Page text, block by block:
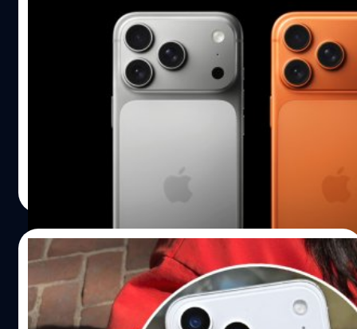
ส่องค่าเปลี่ยนแบตเตอรี่และหน้าจอ iPhone 17
ทั้ง 3 รุ่น และ iPhone Air ว่าแพงขนาดไหน ?
Apple ได้เปิดเผยค่าใช้จ่ายสำหรับบริการซ่อมแซม iPhone 17,
iPhone Air, iPhone 17 Pro และ iPhone 17 Pro Max ที่หมด
30/04/2025
หลุด iPhone 17 Pro เต็ม ๆ อาจมาพร้อมสีใหม่
“Sky Blue” สีเดียวกันกับ MacBook Air